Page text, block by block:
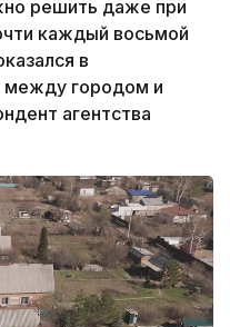
решить даже при
каждый восьмой
в
между городом и
агентства